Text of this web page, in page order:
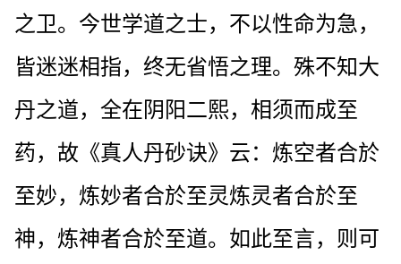
之卫。今世学道之士，不以性命为急，
皆迷迷相指，终无省悟之理。殊不知大
丹之道，全在阴阳二熙，相须而成至
药，故《真人丹砂诀》云：炼空者合於
至妙，炼妙者合於至灵炼灵者合於至
神，炼神者合於至道。如此至言，则可